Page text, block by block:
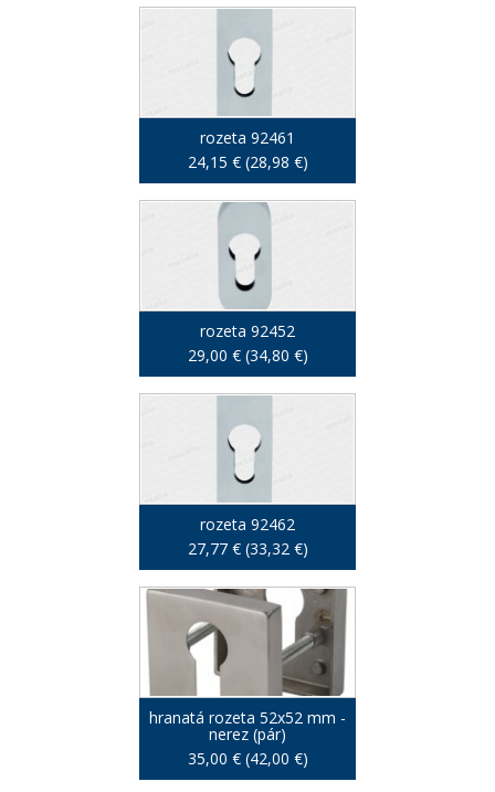
rozeta 92461
24,15 € (28,98 €)
rozeta 92452
29,00 € (34,80 €)
rozeta 92462
27,77 € (33,32 €)
hranatá rozeta 52x52 mm -
nerez (pár)
35,00 € (42,00 €)